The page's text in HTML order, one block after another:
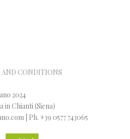
AND CONDITIONS
2024
in Chianti (Siena)
| Ph. +39 0577 743065